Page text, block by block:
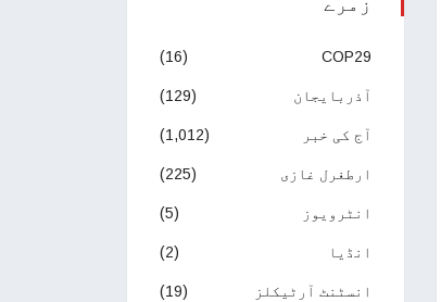
COP29
(16)
آذربایجان (129)
آج کی خبر (1,012)
ارطغرل غازی (225)
انٹرویوز (5)
انڈیا (2)
انسٹنٹ آرٹیکلز (19)